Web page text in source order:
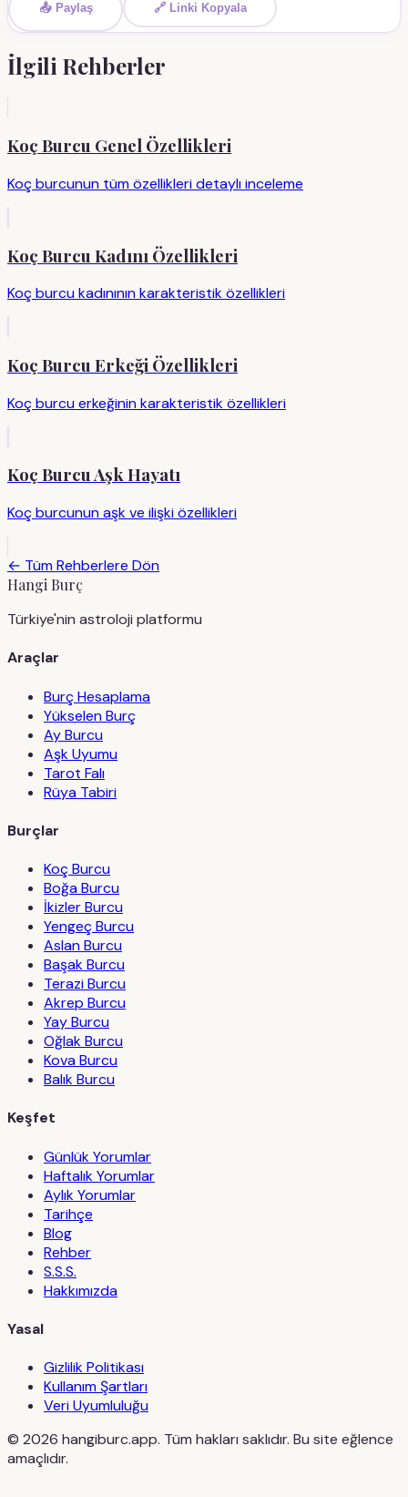
📤 Paylaş 🔗 Linki Kopyala
İlgili Rehberler
Koç Burcu Genel Özellikleri
Koç burcunun tüm özellikleri detaylı inceleme
Koç Burcu Kadını Özellikleri
Koç burcu kadınının karakteristik özellikleri
Koç Burcu Erkeği Özellikleri
Koç burcu erkeğinin karakteristik özellikleri
Koç Burcu Aşk Hayatı
Koç burcunun aşk ve ilişki özellikleri
← Tüm Rehberlere Dön
Hangi Burç
Türkiye'nin astroloji platformu
Araçlar
Burç Hesaplama
Yükselen Burç
Ay Burcu
Aşk Uyumu
Tarot Falı
Rüya Tabiri
Burçlar
Koç Burcu
Boğa Burcu
İkizler Burcu
Yengeç Burcu
Aslan Burcu
Başak Burcu
Terazi Burcu
Akrep Burcu
Yay Burcu
Oğlak Burcu
Kova Burcu
Balık Burcu
Keşfet
Günlük Yorumlar
Haftalık Yorumlar
Aylık Yorumlar
Tarihçe
Blog
Rehber
S.S.S.
Hakkımızda
Yasal
Gizlilik Politikası
Kullanım Şartları
Veri Uyumluluğu
© 2026 hangiburc.app. Tüm hakları saklıdır. Bu site eğlence
amaçlıdır.